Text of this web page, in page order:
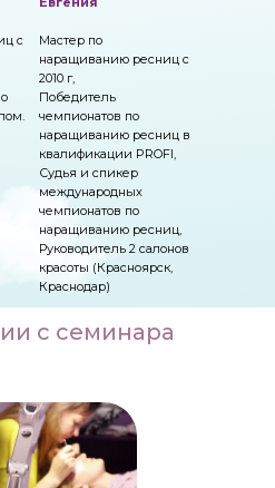
с
Мастер по
наращиванию ресниц с
2010 г,
Победитель
чемпионатов по
наращиванию ресниц в
квалификации PROFI,
Судья и спикер
международных
чемпионатов по
наращиванию ресниц,
Руководитель 2 салонов
красоты (Красноярск,
Краснодар)
с семинара